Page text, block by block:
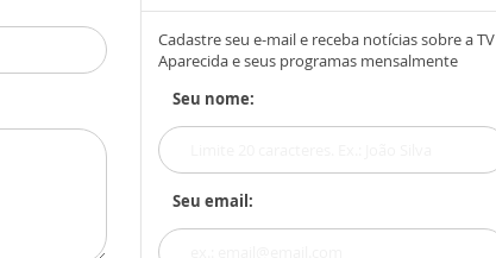
Cadastre seu e-mail e receba notícias sobre a TV
Aparecida e seus programas mensalmente
Seu nome:
Seu email: